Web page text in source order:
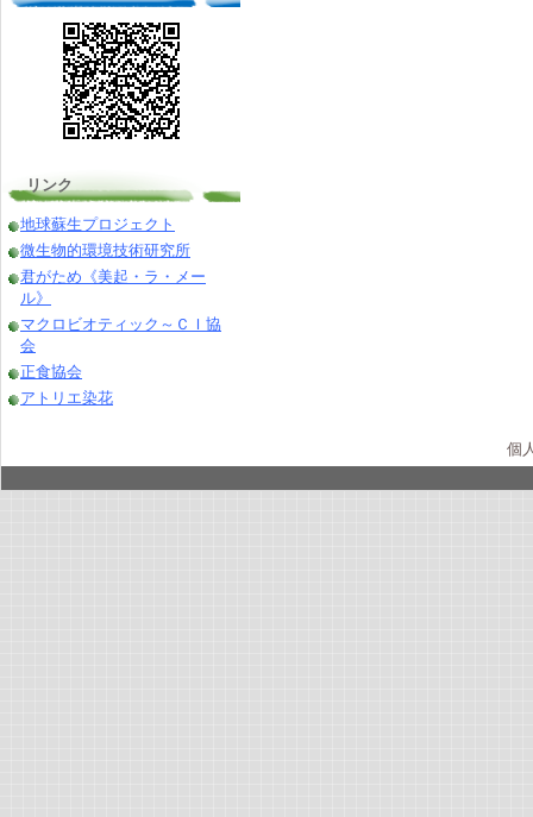
リンク
地球蘇生プロジェクト
微生物的環境技術研究所
君がため《美起・ラ・メー
ル》
マクロビオティック～ＣＩ協
会
正食協会
アトリエ染花
個